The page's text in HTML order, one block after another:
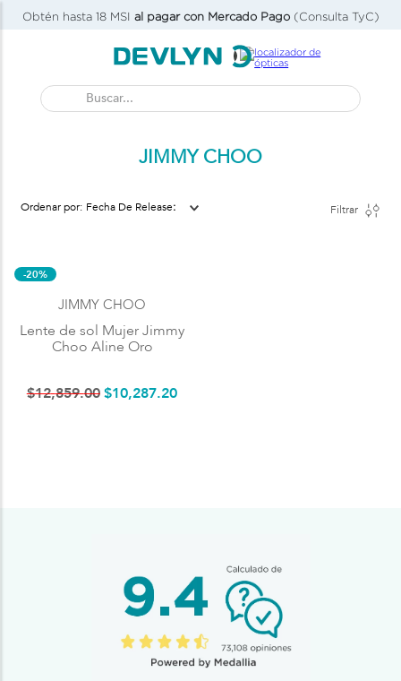
Obtén hasta 18 MSI al pagar con Mercado Pago(Consulta TyC)
Buscar...
JIMMY CHOO
Fecha De Release Filtrar
-20%
JIMMY CHOO
Lente de sol Mujer Jimmy
Choo Aline Oro
$12,859.00 $10,287.20